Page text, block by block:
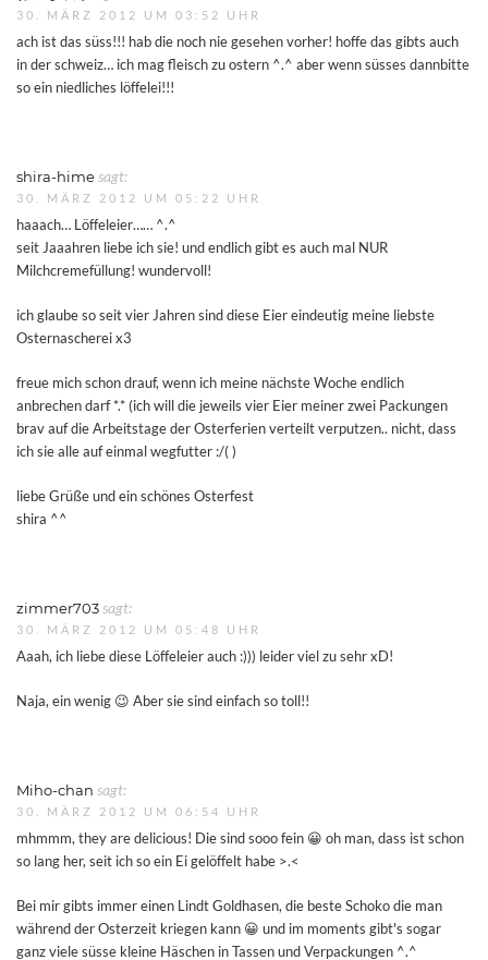
30. MÄRZ 2012 UM 03:52 UHR
ach ist das süss!!! hab die noch nie gesehen vorher! hoffe das gibts auch
in der schweiz… ich mag fleisch zu ostern ^.^ aber wenn süsses dannbitte
so ein niedliches löffelei!!!
shira-himesagt:
30. MÄRZ 2012 UM 05:22 UHR
haaach… Löffeleier…… ^.^
seit Jaaahren liebe ich sie! und endlich gibt es auch mal NUR
Milchcremefüllung! wundervoll!
ich glaube so seit vier Jahren sind diese Eier eindeutig meine liebste
Osternascherei x3
freue mich schon drauf, wenn ich meine nächste Woche endlich
anbrechen darf *.* (ich will die jeweils vier Eier meiner zwei Packungen
brav auf die Arbeitstage der Osterferien verteilt verputzen.. nicht, dass
ich sie alle auf einmal wegfutter :/( )
liebe Grüße und ein schönes Osterfest
shira ^^
zimmer703sagt:
30. MÄRZ 2012 UM 05:48 UHR
Aaah, ich liebe diese Löffeleier auch :))) leider viel zu sehr xD!
Naja, ein wenig 😉 Aber sie sind einfach so toll!!
Miho-chan sagt:
30. MÄRZ 2012 UM 06:54 UHR
mhmmm, they are delicious! Die sind sooo fein 😀 oh man, dass ist schon
so lang her, seit ich so ein Ei gelöffelt habe >.<
Bei mir gibts immer einen Lindt Goldhasen, die beste Schoko die man
während der Osterzeit kriegen kann 😀 und im moments gibt's sogar
ganz viele süsse kleine Häschen in Tassen und Verpackungen ^.^